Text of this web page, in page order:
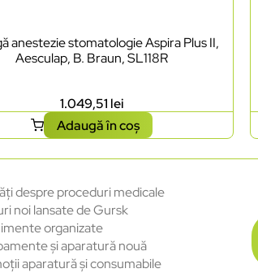
anestezie stomatologie Aspira Plus II,
Aesculap, B. Braun, SL118R
1.049,51 lei
Adaugă în coș
despre proceduri medicale
noi lansate de Gursk
organizate
și aparatură nouă
aparatură și consumabile